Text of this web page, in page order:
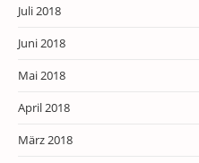
Juli 2018
Juni 2018
Mai 2018
April 2018
März 2018